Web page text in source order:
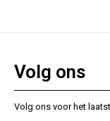
Volg ons
Volg ons voor het